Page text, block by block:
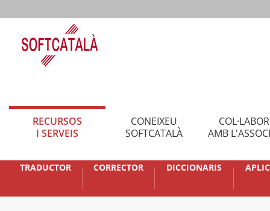
RECURSOS
I SERVEIS
CONEIXEU
SOFTCATALÀ
AMB
TRADUCTOR CORRECTOR DICCIONARIS